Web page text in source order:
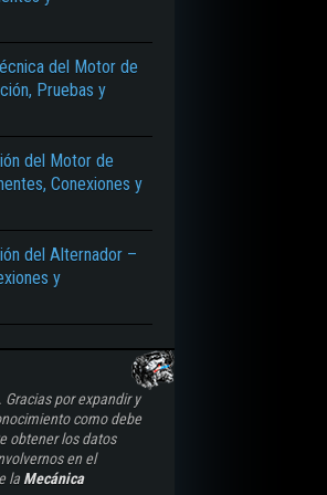
del Motor de
Pruebas y
del Motor de
Conexiones y
del Alternador –
y
por expandir y
como debe
obtener los datos
en el
la Mecánica